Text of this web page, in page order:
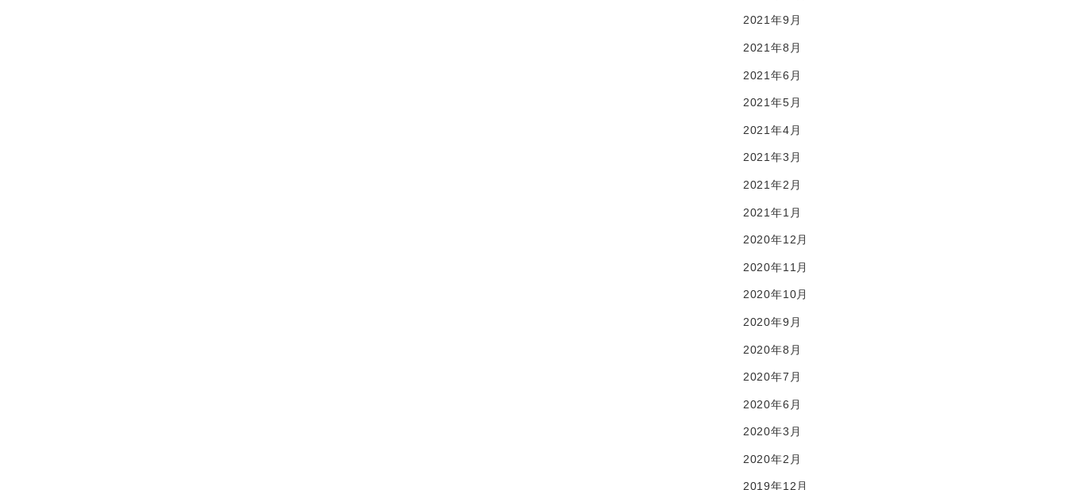
2021年9月
2021年8月
2021年6月
2021年5月
2021年4月
2021年3月
2021年2月
2021年1月
2020年12月
2020年11月
2020年10月
2020年9月
2020年8月
2020年7月
2020年6月
2020年3月
2020年2月
2019年12月